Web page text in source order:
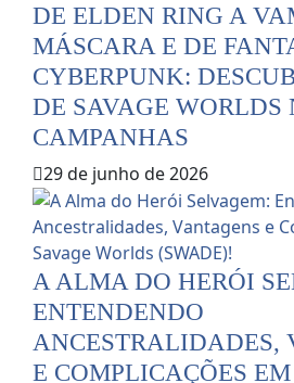
DE ELDEN RING A
MÁSCARA E DE
CYBERPUNK:
DE SAVAGE WORLDS
CAMPANHAS
29 de junho de 2026
A ALMA DO HERÓI
ENTENDENDO
ANCESTRALIDADES,
E COMPLICAÇÕES